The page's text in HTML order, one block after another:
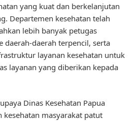
yang kuat dan berkelanjutan
Departemen kesehatan telah
lebih banyak petugas
daerah-daerah terpencil, serta
layanan kesehatan untuk
layanan yang diberikan kepada
Dinas Kesehatan Papua
kesehatan masyarakat patut